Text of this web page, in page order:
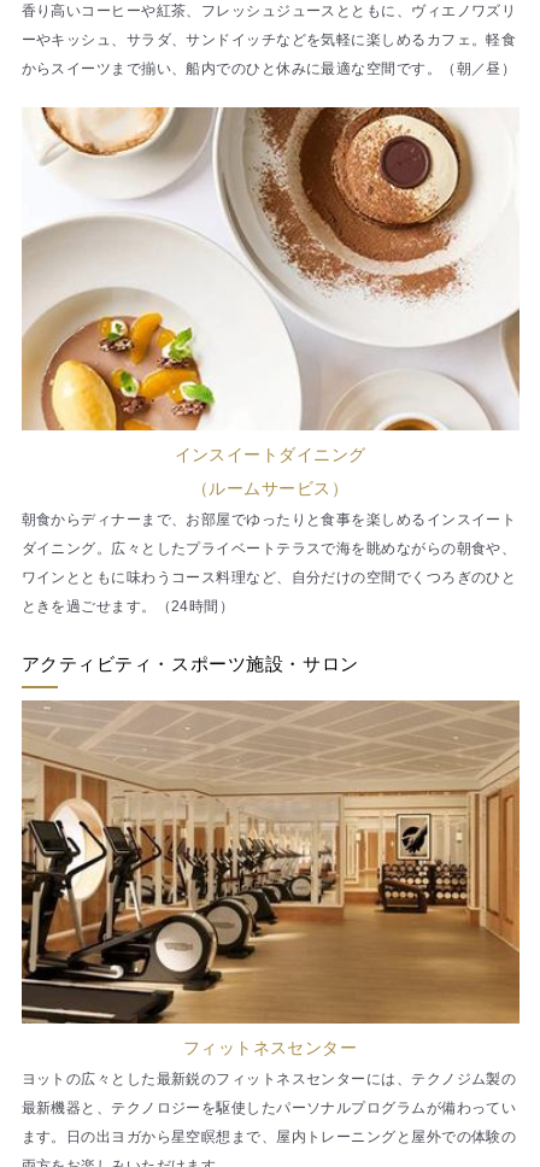
香り高いコーヒーや紅茶、フレッシュジュースとともに、ヴィエノワズリ
ーやキッシュ、サラダ、サンドイッチなどを気軽に楽しめるカフェ。軽食
からスイーツまで揃い、船内でのひと休みに最適な空間です。（朝／昼）
インスイートダイニング
（ルームサービス）
朝食からディナーまで、お部屋でゆったりと食事を楽しめるインスイート
ダイニング。広々としたプライベートテラスで海を眺めながらの朝食や、
ワインとともに味わうコース料理など、自分だけの空間でくつろぎのひと
ときを過ごせます。（24時間）
アクティビティ・スポーツ施設・サロン
フィットネスセンター
ヨットの広々とした最新鋭のフィットネスセンターには、テクノジム製の
最新機器と、テクノロジーを駆使したパーソナルプログラムが備わってい
ます。日の出ヨガから星空瞑想まで、屋内トレーニングと屋外での体験の